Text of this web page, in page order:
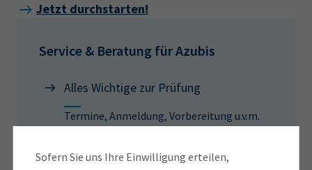
Sofern Sie uns Ihre Einwilligung erteilen,
Jetzt durchstarten!
Service & Beratung für Azubis
Alles Wichtige zur Prüfung
Termine, Anmeldung, Vorbereitung u.v.m.